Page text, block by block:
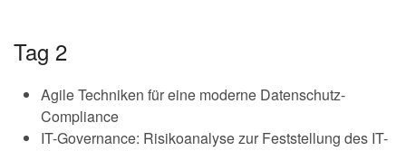
Tag 2
Agile Techniken für eine moderne Datenschutz-
Compliance
IT-Governance: Risikoanalyse zur Feststellung des IT-